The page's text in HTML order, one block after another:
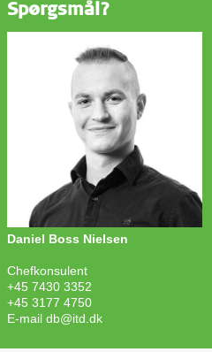
Spørgsmål?
Daniel Boss Nielsen
Chefkonsulent
+45 7430 3352
+45 3177 4750
E-mail db@itd.dk